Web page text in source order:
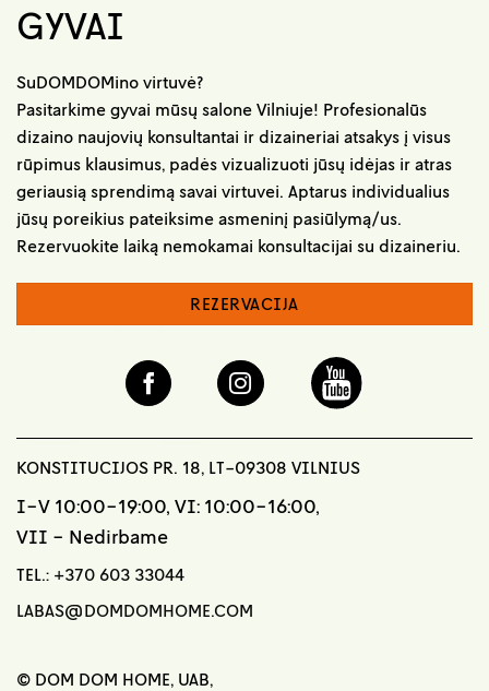
GYVAI
SuDOMDOMino virtuvė?
Pasitarkime gyvai mūsų salone Vilniuje! Profesionalūs
dizaino naujovių konsultantai ir dizaineriai atsakys į visus
rūpimus klausimus, padės vizualizuoti jūsų idėjas ir atras
geriausią sprendimą savai virtuvei. Aptarus individualius
jūsų poreikius pateiksime asmeninį pasiūlymą/us.
Rezervuokite laiką nemokamai konsultacijai su dizaineriu.
REZERVACIJA
KONSTITUCIJOS PR. 18, LT-09308 VILNIUS
I-V 10:00-19:00, VI: 10:00-16:00,
VII - Nedirbame
TEL.: +370 603 33044
LABAS@DOMDOMHOME.COM
© DOM DOM HOME, UAB,